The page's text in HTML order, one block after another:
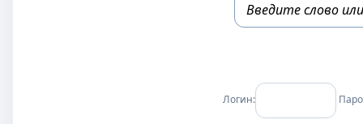
Логин: